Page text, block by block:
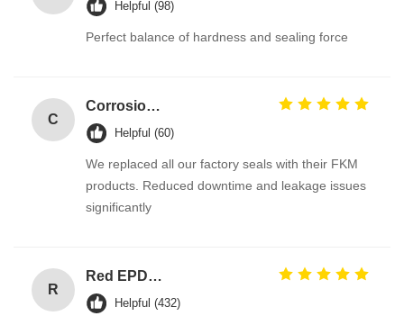
Helpful (98)
Perfect balance of hardness and sealing force
C
Corrosion Resistant Fkm O Ring
Helpful (60)
We replaced all our factory seals with their FKM
products. Reduced downtime and leakage issues
significantly
R
Red EPDM Automotive Rubber Seals with Excellent Abrasion Resistance and Tensile Strength Hydraulic Cylinder Seal
Helpful (432)